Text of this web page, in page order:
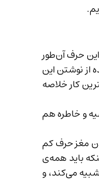
حرف آن‌طور
از نوشتن این
کار خلاصه‌
و خاطره هم
مغز حرف کم
باید همه‌ی
می‌کند، و